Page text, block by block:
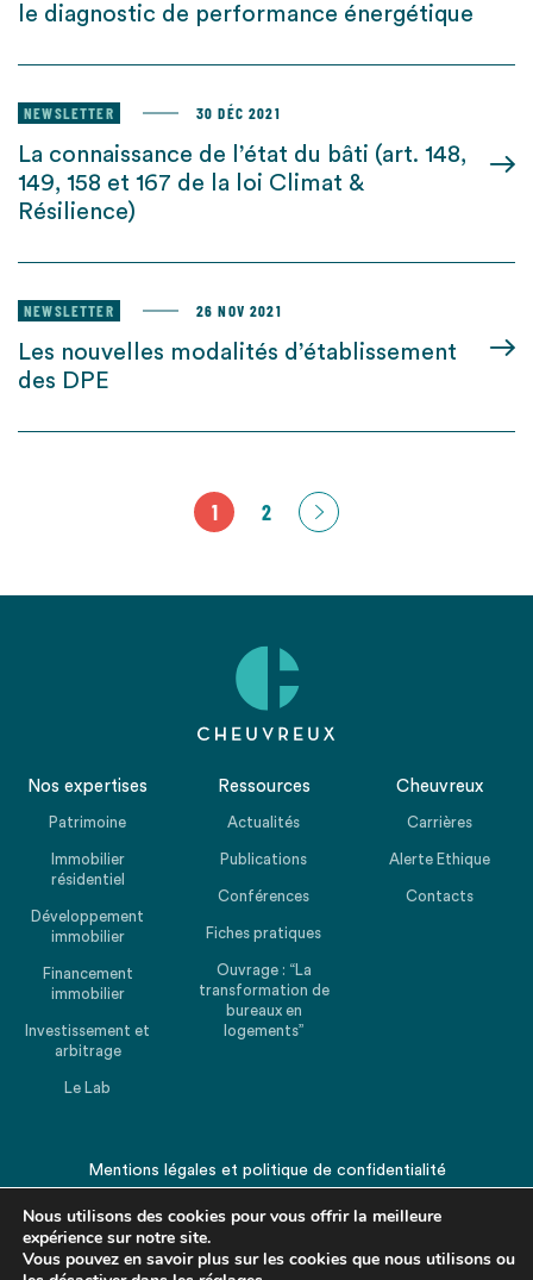
le diagnostic de performance énergétique
NEWSLETTER 30 DÉC 2021
La connaissance de l’état du bâti (art. 148,
149, 158 et 167 de la loi Climat &
Résilience)
NEWSLETTER 26 NOV 2021
Les nouvelles modalités d’établissement
des DPE
1 2
Nos expertises
Patrimoine
Immobilier
résidentiel
Développement
immobilier
Financement
immobilier
Investissement et
arbitrage
Le Lab
Ressources
Actualités
Publications
Conférences
Fiches pratiques
Ouvrage : “La
transformation de
bureaux en
logements”
Cheuvreux
Carrières
Alerte Ethique
Contacts
Mentions légales et politique de confidentialité
Nous utilisons des cookies pour vous offrir la meilleure
expérience sur notre site.
Vous pouvez en savoir plus sur les cookies que nous utilisons ou